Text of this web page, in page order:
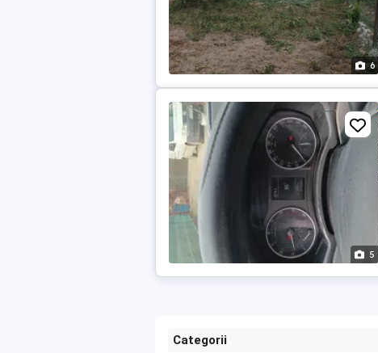
6
5
Categorii